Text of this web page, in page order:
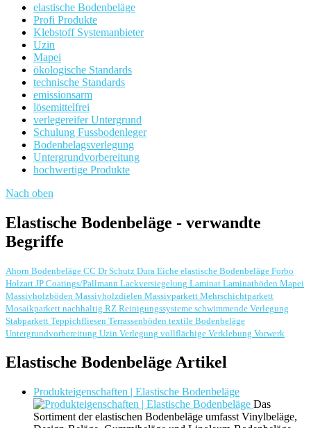
elastische Bodenbeläge
Profi Produkte
Klebstoff Systemanbieter
Uzin
Mapei
ökologische Standards
technische Standards
emissionsarm
lösemittelfrei
verlegereifer Untergrund
Schulung Fussbodenleger
Bodenbelagsverlegung
Untergrundvorbereitung
hochwertige Produkte
Nach oben
Elastische Bodenbeläge - verwandte
Begriffe
Ahorn Bodenbeläge CC Dr Schutz Dura Eiche elastische Bodenbeläge Forbo
Holzart JP Coatings/Pallmann Lackversiegelung Laminat Laminatböden Mapei
Massivholzböden Massivholzdielen Massivparkett Mehrschichtparkett
Mosaikparkett nachhaltig RZ Reinigungssysteme schwimmende Verlegung
Stabparkett Teppichfliesen Terrassenböden textile Bodenbeläge
Untergrundvorbereitung Uzin Verlegung vollflächige Verklebung Vorwerk
Elastische Bodenbeläge Artikel
Produkteigenschaften | Elastische Bodenbeläge
Das
Sortiment der elastischen Bodenbeläge umfasst Vinylbeläge,